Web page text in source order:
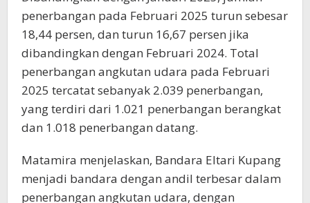
penerbangan pada Februari 2025 turun sebesar
18,44 persen, dan turun 16,67 persen jika
dibandingkan dengan Februari 2024. Total
penerbangan angkutan udara pada Februari
2025 tercatat sebanyak 2.039 penerbangan,
yang terdiri dari 1.021 penerbangan berangkat
dan 1.018 penerbangan datang.
Matamira menjelaskan, Bandara Eltari Kupang
menjadi bandara dengan andil terbesar dalam
penerbangan angkutan udara, dengan